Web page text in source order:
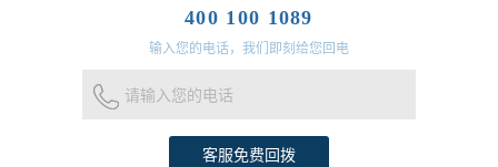
400 100 1089
输入您的电话，我们即刻给您回电
请输入您的电话